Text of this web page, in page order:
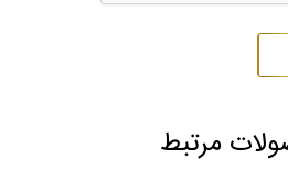
مرتبط